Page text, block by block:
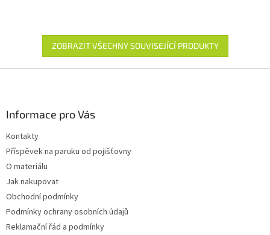
ZOBRAZIT VŠECHNY SOUVISEJÍCÍ PRODUKTY
Informace pro Vás
Kontakty
Příspěvek na paruku od pojišťovny
O materiálu
Jak nakupovat
Obchodní podmínky
Podmínky ochrany osobních údajů
Reklamační řád a podmínky